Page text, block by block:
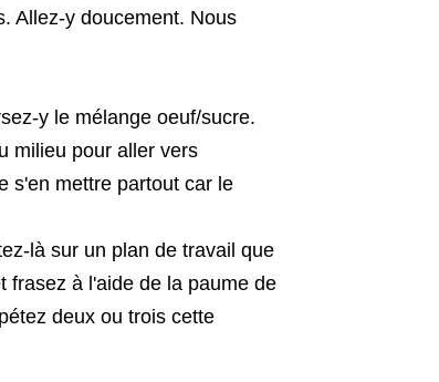
Allez-y doucement. Nous
y le mélange oeuf/sucre.
milieu pour aller vers
s'en mettre partout car le
là sur un plan de travail que
frasez à l'aide de la paume de
deux ou trois cette